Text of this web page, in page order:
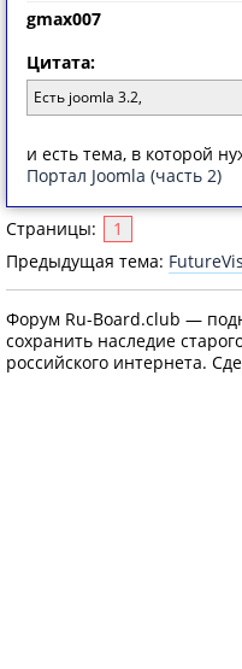
gmax007
Цитата:
Есть joomla 3.2,
и есть тема, в которой
Портал Joomla (часть 2)
Страницы:
1
Предыдущая тема:
Форум Ru-Board.club —
сохранить наследие
российского интернета.